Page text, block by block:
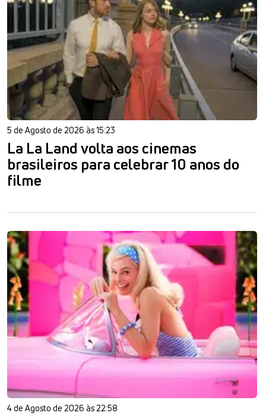
5 de Agosto de 2026 às 15:23
La La Land volta aos cinemas
brasileiros para celebrar 10 anos do
filme
4 de Agosto de 2026 às 22:58